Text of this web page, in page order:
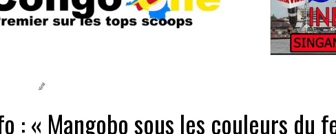
: « Mangobo sous les couleurs du